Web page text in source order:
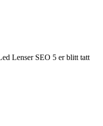
Lenser SEO 5 er blitt tatt